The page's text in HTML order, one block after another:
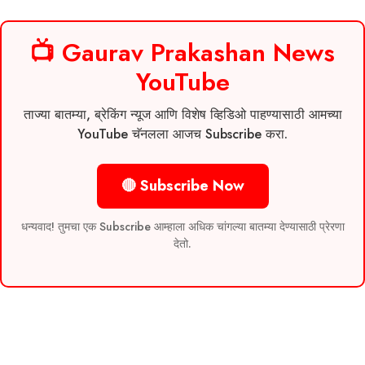
📺 Gaurav Prakashan News
YouTube
ताज्या बातम्या, ब्रेकिंग न्यूज आणि विशेष व्हिडिओ पाहण्यासाठी आमच्या
YouTube चॅनलला आजच Subscribe करा.
🔴 Subscribe Now
धन्यवाद! तुमचा एक Subscribe आम्हाला अधिक चांगल्या बातम्या देण्यासाठी प्रेरणा
देतो.